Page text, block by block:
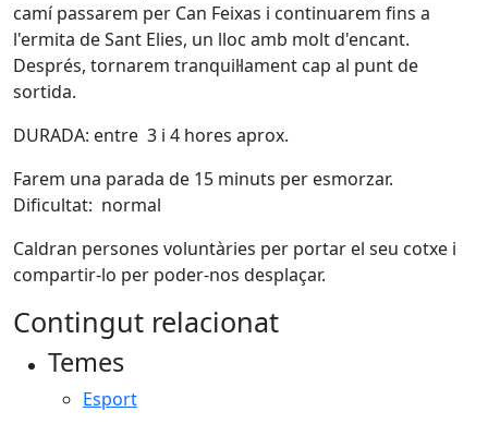
camí passarem per Can Feixas i continuarem fins a
l'ermita de Sant Elies, un lloc amb molt d'encant.
Després, tornarem tranquil·lament cap al punt de
sortida.
DURADA: entre 3 i 4 hores aprox.
Farem una parada de 15 minuts per esmorzar.
Dificultat: normal
Caldran persones voluntàries per portar el seu cotxe i
compartir-lo per poder-nos desplaçar.
Contingut relacionat
Temes
Esport